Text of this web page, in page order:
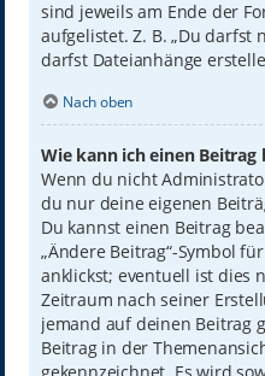
sind jeweils am Ende der
aufgelistet. Z. B. „Du darfst
darfst Dateianhänge
Nach oben
Wie kann ich einen
Wenn du nicht
du nur deine eigenen
Du kannst einen Beitrag
„Ändere Beitrag“-Symbol
anklickst; eventuell ist dies
Zeitraum nach seiner
jemand auf deinen Beitrag
Beitrag in der